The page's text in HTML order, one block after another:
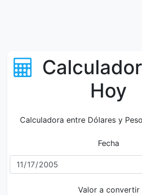
Hoy
Calculadora entre Dólares y
Fecha
Valor a convertir